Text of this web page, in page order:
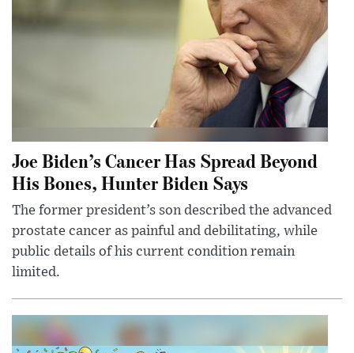
Joe Biden’s Cancer Has Spread Beyond
His Bones, Hunter Biden Says
The former president’s son described the advanced
prostate cancer as painful and debilitating, while
public details of his current condition remain
limited.